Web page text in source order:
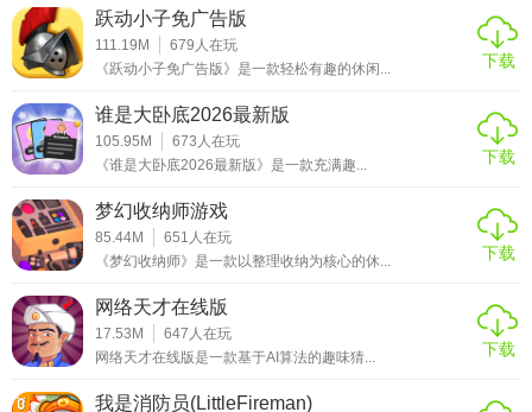
跃动小子免广告版
111.19M 679 人在玩
《跃动小子免广告版》是一款轻松有趣的休闲...
下载
谁是大卧底2026最新版
105.95M 673 人在玩
《谁是大卧底2026最新版》是一款充满趣...
下载
梦幻收纳师游戏
85.44M 651 人在玩
《梦幻收纳师》是一款以整理收纳为核心的休...
下载
网络天才在线版
17.53M 647 人在玩
网络天才在线版是一款基于AI算法的趣味猜...
下载
我是消防员(LittleFireman)